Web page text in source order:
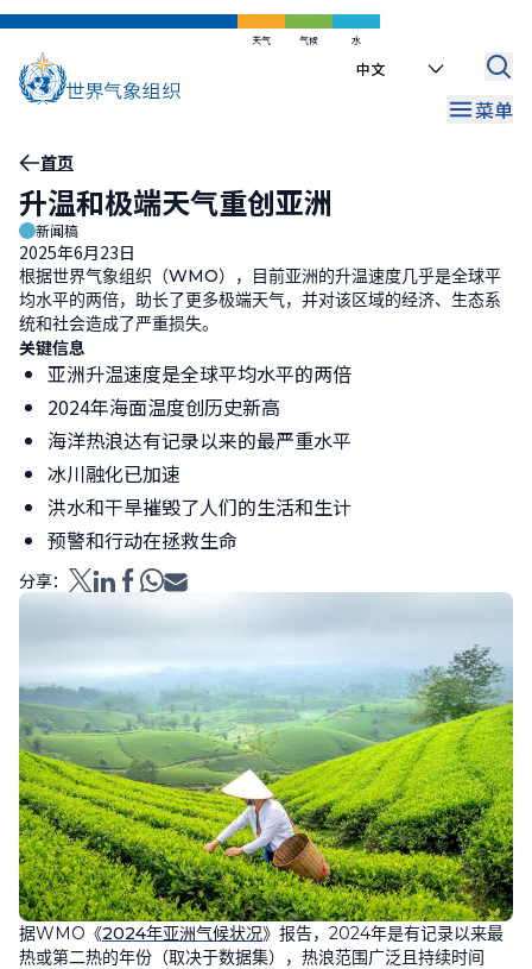
跳
天气 气候 水
Select
菜单
面
包
屑
首页
升温和极端天气重创亚洲
新闻稿
2025年6月23日
根据世界气象组织（WMO），目前亚洲的升温速度几乎是全球平
均水平的两倍，助长了更多极端天气，并对该区域的经济、生态系
统和社会造成了严重损失。
关键信息
亚洲升温速度是全球平均水平的两倍
2024年海面温度创历史新高
海洋热浪达有记录以来的最严重水平
冰川融化已加速
洪水和干旱摧毁了人们的生活和生计
预警和行动在拯救生命
分享：
据WMO 《2024年亚洲气候状况》报告， 2024年是有记录以来最
热或第二热的年份（取决于数据集），热浪范围广泛且持续时间